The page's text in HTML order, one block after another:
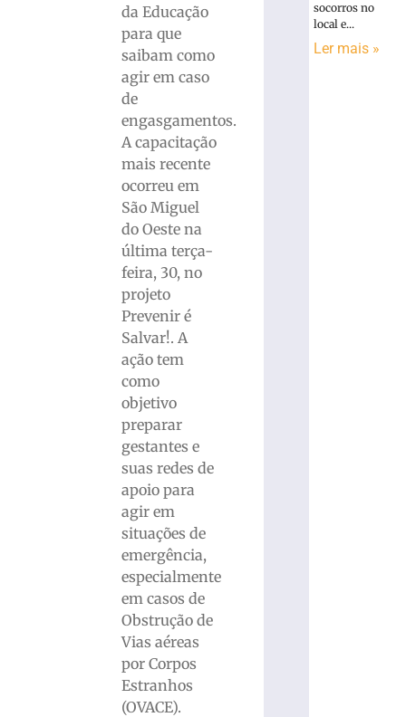
da Educação
para que
saibam como
agir em caso
de
engasgamentos.
A capacitação
mais recente
ocorreu em
São Miguel
do Oeste na
última terça-
feira, 30, no
projeto
Prevenir é
Salvar!. A
ação tem
como
objetivo
preparar
gestantes e
suas redes de
apoio para
agir em
situações de
emergência,
especialmente
em casos de
Obstrução de
Vias aéreas
por Corpos
Estranhos
(OVACE).
socorros no
local e...
Ler mais »